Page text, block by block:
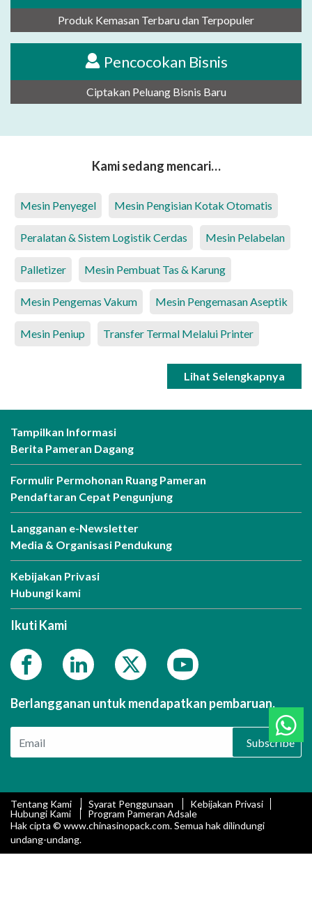
Produk Kemasan Terbaru dan Terpopuler
Pencocokan Bisnis
Ciptakan Peluang Bisnis Baru
Kami sedang mencari…
Mesin Penyegel Mesin Pengisian Kotak Otomatis
Peralatan & Sistem Logistik Cerdas Mesin Pelabelan
Palletizer Mesin Pembuat Tas & Karung
Mesin Pengemas Vakum Mesin Pengemasan Aseptik
Mesin Peniup Transfer Termal Melalui Printer
Lihat Selengkapnya
Tampilkan Informasi
Berita Pameran Dagang
Formulir Permohonan Ruang Pameran
Pendaftaran Cepat Pengunjung
Langganan e-Newsletter
Media & Organisasi Pendukung
Kebijakan Privasi
Hubungi kami
Ikuti Kami
Berlangganan untuk mendapatkan pembaruan.
Subscribe
Tentang Kami Syarat Penggunaan
Kebijakan Privasi
Hubungi Kami
Program Pameran Adsale
Hak cipta © www.chinasinopack.com. Semua hak dilindungi
undang-undang.